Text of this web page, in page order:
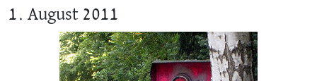
1. August 2011